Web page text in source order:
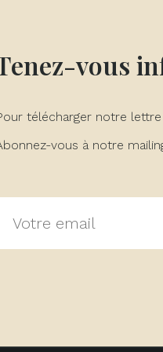
vous
télécharger notre
vous à notre